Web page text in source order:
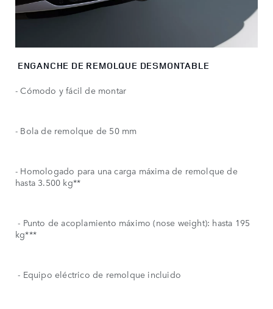
ENGANCHE DE REMOLQUE DESMONTABLE
- Cómodo y fácil de montar
- Bola de remolque de 50 mm
- Homologado para una carga máxima de remolque de
hasta 3.500 kg**
- Punto de acoplamiento máximo (nose weight): hasta 195
kg***
- Equipo eléctrico de remolque incluido